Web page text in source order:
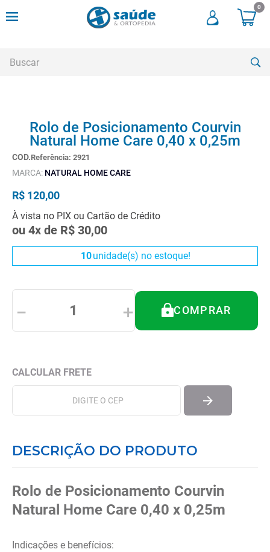
0
Rolo de Posicionamento Courvin
Natural Home Care 0,40 x 0,25m
Referência: 2921
MARCA: NATURAL HOME CARE
R$ 120,00
À vista no PIX ou Cartão de Crédito
ou 4x de R$ 30,00
10unidade(s) no estoque!
＋
－ COMPRAR
DESCRIÇÃO DO PRODUTO
Rolo de Posicionamento Courvin
Natural Home Care 0,40 x 0,25m
Indicações e benefícios:
andadores
meia compressao
3º
cadeira rodas
4º
andador
5º
cadeira rodas agile
6º
cadeira higienica
bota imobilizadora